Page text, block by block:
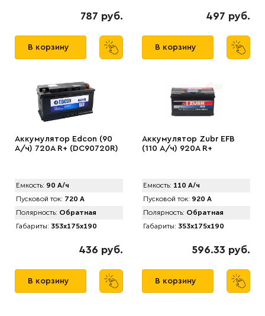
787 руб.
В корзину
497 руб.
В корзину
Аккумулятор Edcon (90
А/ч) 720A R+ (DC90720R)
Емкость: 90 А/ч
Пусковой ток: 720 А
Полярность: Обратная
Габариты: 353x175x190
436 руб.
В корзину
Аккумулятор Zubr EFB
(110 А/ч) 920А R+
Емкость: 110 А/ч
Пусковой ток: 920 А
Полярность: Обратная
Габариты: 353x175x190
596.33 руб.
В корзину